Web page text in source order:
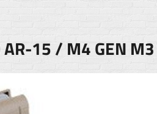
AR-15 / M4 GEN